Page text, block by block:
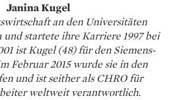
Janina Kugel
an den Universitäten
startete ihre Karriere 1997 bei
ist Kugel (48) für den Siemens-
Februar 2015 wurde sie in den
und ist seither als CHRO für
weltweit verantwortlich.